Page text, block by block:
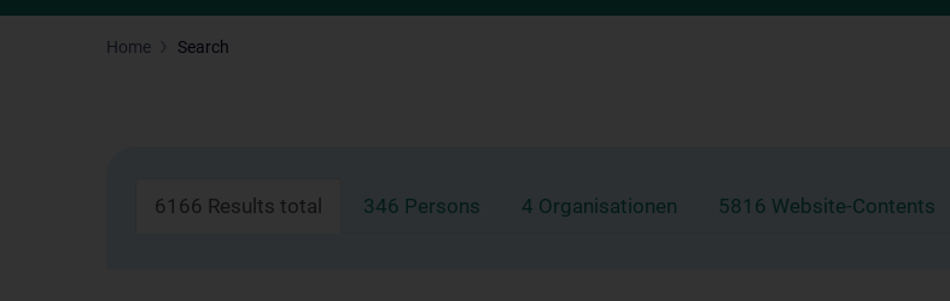
Home Search
6166 Results total 346 Persons 4 Organisationen 5816 Website-Contents